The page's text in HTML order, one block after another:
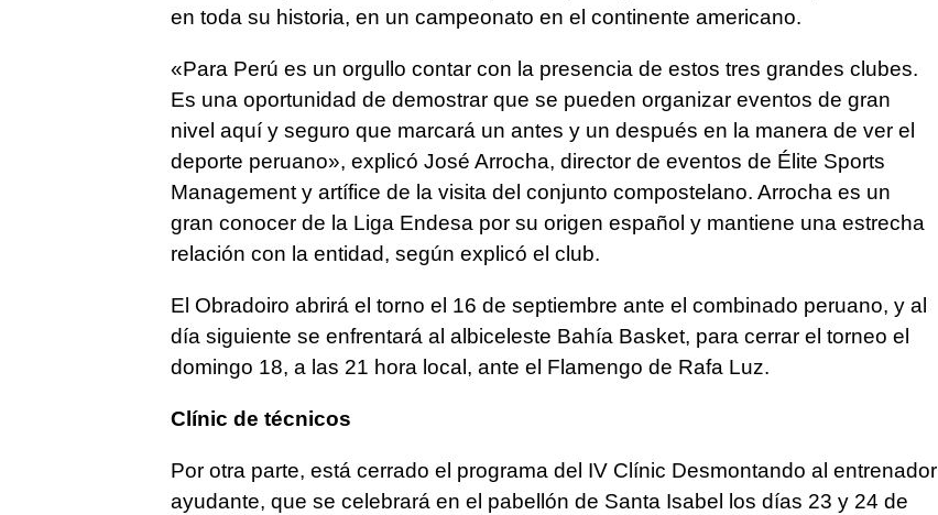
en toda su historia, en un campeonato en el continente americano.
«Para Perú es un orgullo contar con la presencia de estos tres grandes clubes.
Es una oportunidad de demostrar que se pueden organizar eventos de gran
nivel aquí y seguro que marcará un antes y un después en la manera de ver el
deporte peruano», explicó José Arrocha, director de eventos de Élite Sports
Management y artífice de la visita del conjunto compostelano. Arrocha es un
gran conocer de la Liga Endesa por su origen español y mantiene una estrecha
relación con la entidad, según explicó el club.
El Obradoiro abrirá el torno el 16 de septiembre ante el combinado peruano, y al
día siguiente se enfrentará al albiceleste Bahía Basket, para cerrar el torneo el
domingo 18, a las 21 hora local, ante el Flamengo de Rafa Luz.
Clínic de técnicos
Por otra parte, está cerrado el programa del IV Clínic Desmontando al entrenador
ayudante, que se celebrará en el pabellón de Santa Isabel los días 23 y 24 de